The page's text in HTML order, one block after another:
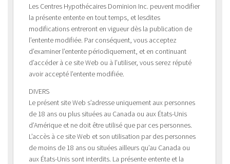
Les Centres Hypothécaires Dominion Inc. peuvent modifier
la présente entente en tout temps, et lesdites
modifications entreront en vigueur dès la publication de
l’entente modifiée. Par conséquent, vous acceptez
d’examiner l’entente périodiquement, et en continuant
d’accéder à ce site Web ou à l’utiliser, vous serez réputé
avoir accepté l’entente modifiée.
DIVERS
Le présent site Web s’adresse uniquement aux personnes
de 18 ans ou plus situées au Canada ou aux États-Unis
d’Amérique et ne doit être utilisé que par ces personnes.
L’accès à ce site Web et son utilisation par des personnes
de moins de 18 ans ou situées ailleurs qu’au Canada ou
aux États-Unis sont interdits. La présente entente et la